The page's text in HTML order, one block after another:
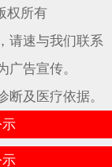
权所有
请速与我们联系
告宣传。
及医疗依据。